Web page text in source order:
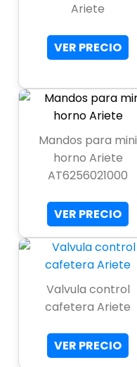
Ariete
VER PRECIO
Mandos para mini
horno Ariete
AT6256021000
VER PRECIO
Valvula control
cafetera Ariete
VER PRECIO